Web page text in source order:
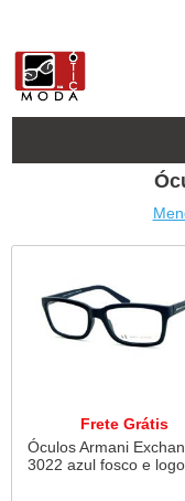
Frete Grátis
Óculos Armani
3022 azul fosco e